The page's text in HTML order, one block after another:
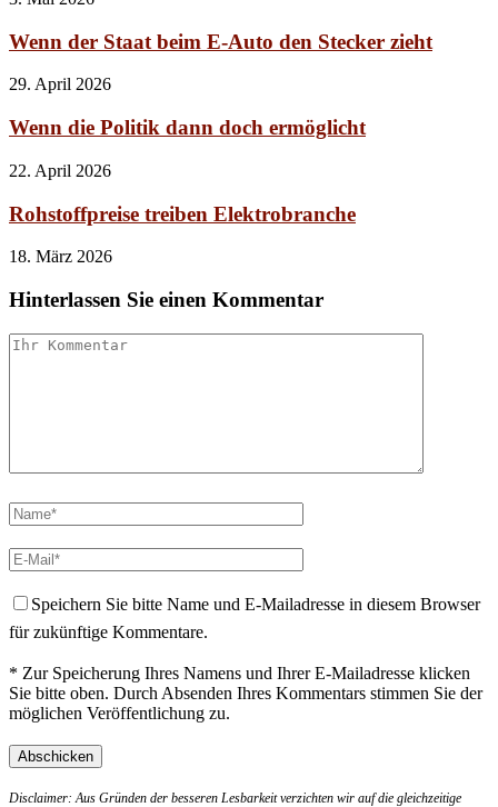
Wenn der Staat beim E-Auto den Stecker zieht
29. April 2026
Wenn die Politik dann doch ermöglicht
22. April 2026
Rohstoffpreise treiben Elektrobranche
18. März 2026
Hinterlassen Sie einen Kommentar
Speichern Sie bitte Name und E-Mailadresse in diesem Browser
für zukünftige Kommentare.
* Zur Speicherung Ihres Namens und Ihrer E-Mailadresse klicken
Sie bitte oben. Durch Absenden Ihres Kommentars stimmen Sie der
möglichen Veröffentlichung zu.
Disclaimer: Aus Gründen der besseren Lesbarkeit verzichten wir auf die gleichzeitige